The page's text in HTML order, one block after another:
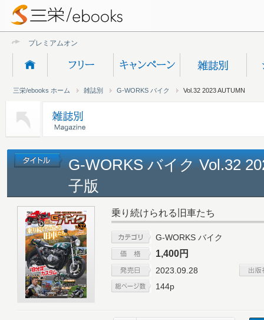
プレミアムオンライン新
三栄/ebooks ホーム 雑誌別 G-WORKS バイク Vol.32 2023 AUTUMN
G-WORKS バイク Vol.32
子版
乗り続けられる旧車たち
G-WORKS バイク
1,400円
2023.09.28
144p